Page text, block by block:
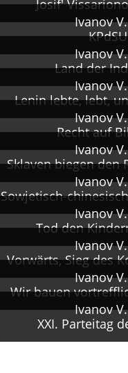
Josif'
Ivanov
KPdSU
Ivanov
Land der
Ivanov
Lenin lebte, lebt,
Ivanov
Recht auf
Ivanov
Sklaven biegen den
Ivanov
Sowjetisch-
Ivanov
Tod den
Ivanov
Vorwärts, Sieg des
Ivanov
Wir bauen
Ivanov
XXI. Parteitag